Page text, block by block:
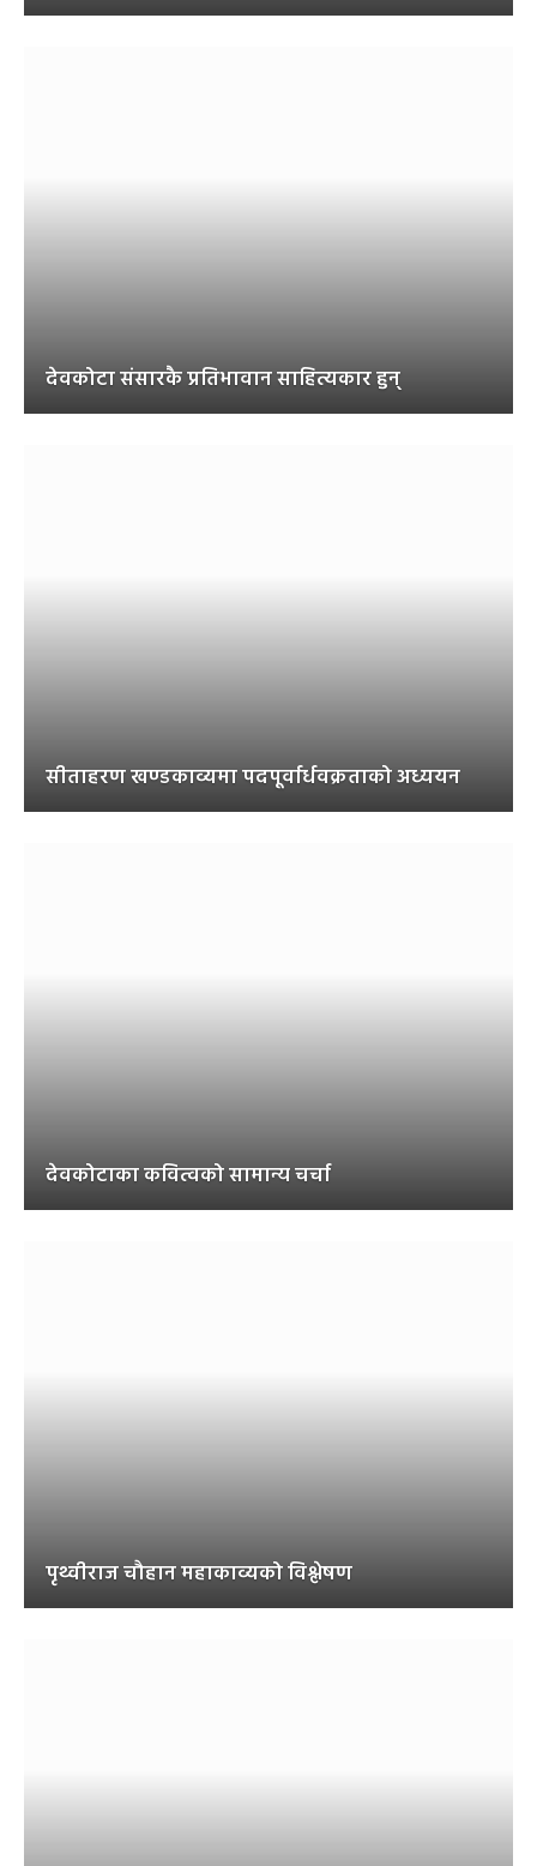
देवकोटा संसारकै प्रतिभावान साहित्यकार हुन्
सीताहरण खण्डकाव्यमा पदपूर्वार्धवक्रताको अध्ययन
देवकोटाका कवित्वको सामान्य चर्चा
पृथ्वीराज चौहान महाकाव्यको विश्लेषण